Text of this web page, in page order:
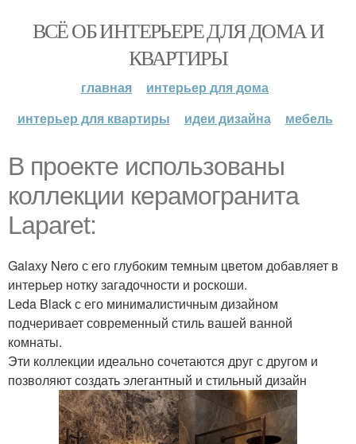
ВСЁ ОБ ИНТЕРЬЕРЕ ДЛЯ ДОМА И
КВАРТИРЫ
главная
интерьер для дома
интерьер для квартиры
идеи дизайна мебель
В проекте использованы
коллекции керамогранита
Laparet:
Galaxy Nero с его глубоким темным цветом добавляет в
интерьер нотку загадочности и роскоши.
Leda Black с его минималистичным дизайном
подчеривает современный стиль вашей ванной
комнаты.
Эти коллекции идеально сочетаются друг с другом и
позволяют создать элегантный и стильный дизайн